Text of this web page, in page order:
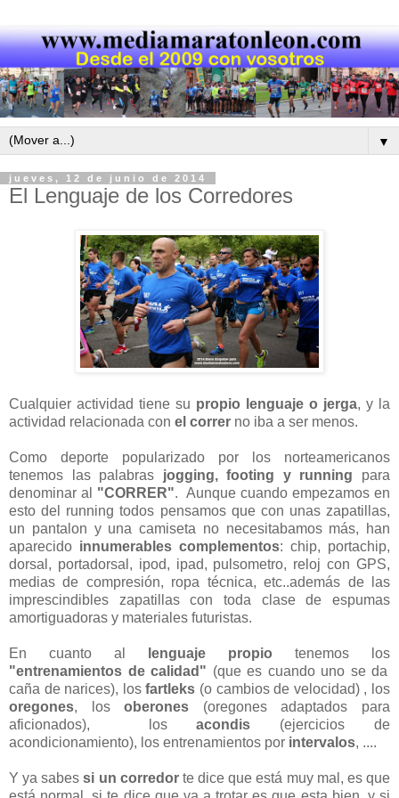
▼
jueves, 12 de junio de 2014
El Lenguaje de los Corredores
Cualquier actividad tiene su propio lenguaje o jerga, y la
actividad relacionada con el correr no iba a ser menos.
Como deporte popularizado por los norteamericanos
tenemos las palabras jogging, footing y running para
denominar al "CORRER". Aunque cuando empezamos en
esto del running todos pensamos que con unas zapatillas,
un pantalon y una camiseta no necesitabamos más, han
aparecido innumerables complementos: chip, portachip,
dorsal, portadorsal, ipod, ipad, pulsometro, reloj con GPS,
medias de compresión, ropa técnica, etc..además de las
imprescindibles zapatillas con toda clase de espumas
amortiguadoras y materiales futuristas.
En cuanto al lenguaje propio tenemos los
"entrenamientos de calidad" (que es cuando uno se da
caña de narices), losfartleks (o cambios de velocidad) , los
oregones, losoberones (oregones adaptados para
aficionados), losacondis (ejercicios de
acondicionamiento), los entrenamientos por intervalos, ....
Y ya sabessi un corredorte dice que está muy mal, es que